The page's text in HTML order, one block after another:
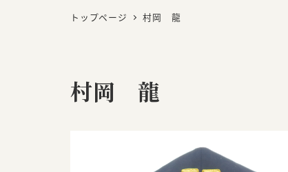
トップページ 村岡 龍
村岡 龍